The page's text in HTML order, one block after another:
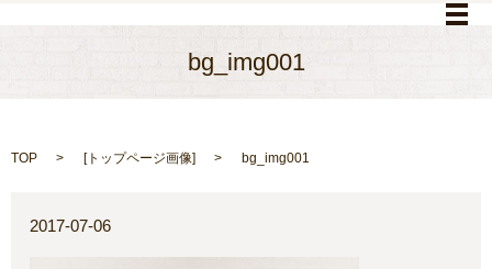
メ
bg_img001
TOP [トップページ画像] bg_img001
2017-07-06